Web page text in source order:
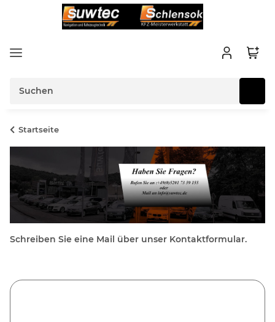
Startseite
Schreiben Sie eine Mail über unser Kontaktformular.